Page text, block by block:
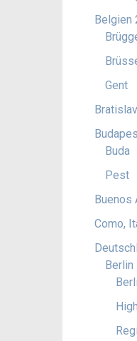
Belgien
Gent
Buda
Pest
Buenos
Como,
Berlin